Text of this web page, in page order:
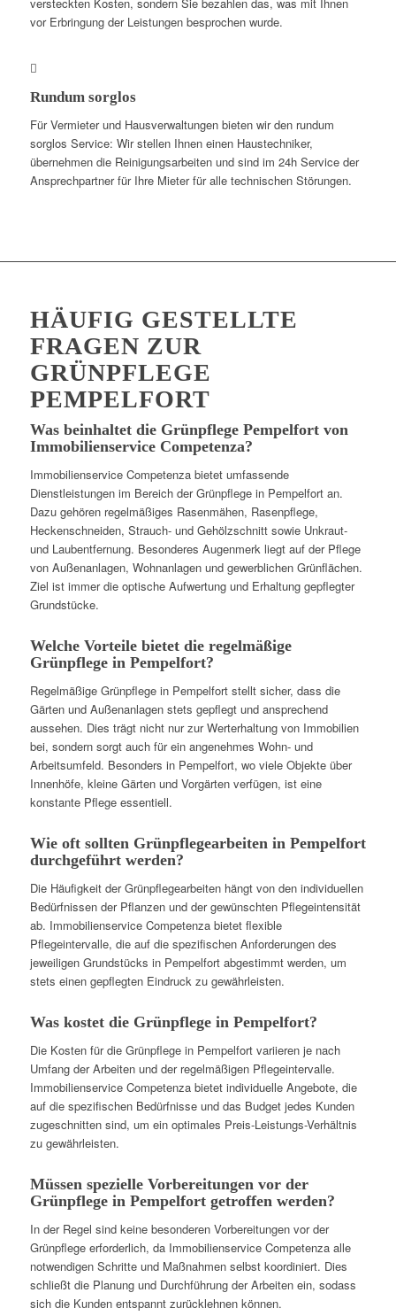
vor Erbringung der Leistungen besprochen wurde.
Rundum sorglos
Für Vermieter und Hausverwaltungen bieten wir den rundum
sorglos Service: Wir stellen Ihnen einen Haustechniker,
übernehmen die Reinigungsarbeiten und sind im 24h Service der
Ansprechpartner für Ihre Mieter für alle technischen Störungen.
HÄUFIG GESTELLTE
FRAGEN ZUR
GRÜNPFLEGE
PEMPELFORT
Was beinhaltet die Grünpflege Pempelfort von
Immobilienservice Competenza?
Immobilienservice Competenza bietet umfassende
Dienstleistungen im Bereich der Grünpflege in Pempelfort an.
Dazu gehören regelmäßiges Rasenmähen, Rasenpflege,
Heckenschneiden, Strauch- und Gehölzschnitt sowie Unkraut-
und Laubentfernung. Besonderes Augenmerk liegt auf der Pflege
von Außenanlagen, Wohnanlagen und gewerblichen Grünflächen.
Ziel ist immer die optische Aufwertung und Erhaltung gepflegter
Grundstücke.
Welche Vorteile bietet die regelmäßige
Grünpflege in Pempelfort?
Regelmäßige Grünpflege in Pempelfort stellt sicher, dass die
Gärten und Außenanlagen stets gepflegt und ansprechend
aussehen. Dies trägt nicht nur zur Werterhaltung von Immobilien
bei, sondern sorgt auch für ein angenehmes Wohn- und
Arbeitsumfeld. Besonders in Pempelfort, wo viele Objekte über
Innenhöfe, kleine Gärten und Vorgärten verfügen, ist eine
konstante Pflege essentiell.
Wie oft sollten Grünpflegearbeiten in Pempelfort
durchgeführt werden?
Die Häufigkeit der Grünpflegearbeiten hängt von den individuellen
Bedürfnissen der Pflanzen und der gewünschten Pflegeintensität
ab. Immobilienservice Competenza bietet flexible
Pflegeintervalle, die auf die spezifischen Anforderungen des
jeweiligen Grundstücks in Pempelfort abgestimmt werden, um
stets einen gepflegten Eindruck zu gewährleisten.
Was kostet die Grünpflege in Pempelfort?
Die Kosten für die Grünpflege in Pempelfort variieren je nach
Umfang der Arbeiten und der regelmäßigen Pflegeintervalle.
Immobilienservice Competenza bietet individuelle Angebote, die
auf die spezifischen Bedürfnisse und das Budget jedes Kunden
zugeschnitten sind, um ein optimales Preis-Leistungs-Verhältnis
zu gewährleisten.
Müssen spezielle Vorbereitungen vor der
Grünpflege in Pempelfort getroffen werden?
In der Regel sind keine besonderen Vorbereitungen vor der
Grünpflege erforderlich, da Immobilienservice Competenza alle
notwendigen Schritte und Maßnahmen selbst koordiniert. Dies
schließt die Planung und Durchführung der Arbeiten ein, sodass
sich die Kunden entspannt zurücklehnen können.